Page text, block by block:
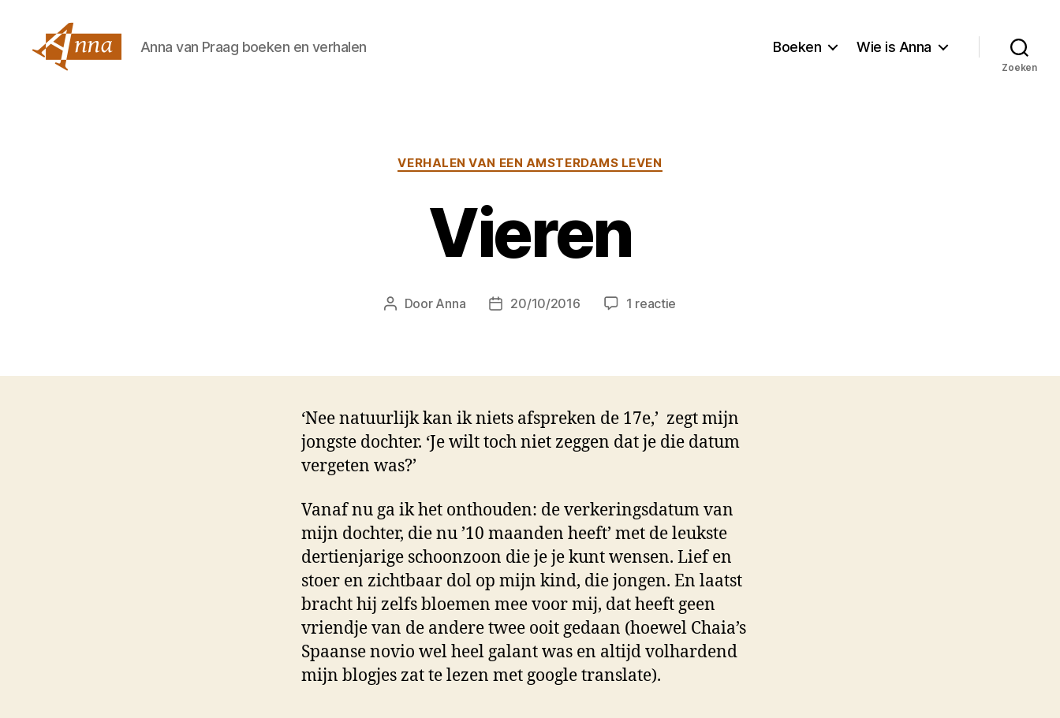
Anna van Praag boeken en verhalen Boeken Wie is Anna
Zoeken
Categorieën
VERHALEN VAN EEN AMSTERDAMS LEVEN
Vieren
Berichtauteur
Door Anna Berichtdatum
20/10/2016 1 reactie
‘Nee natuurlijk kan ik niets afspreken de 17e,’ zegt mijn
jongste dochter. ‘Je wilt toch niet zeggen dat je die datum
vergeten was?’
Vanaf nu ga ik het onthouden: de verkeringsdatum van
mijn dochter, die nu ’10 maanden heeft’ met de leukste
dertienjarige schoonzoon die je je kunt wensen. Lief en
stoer en zichtbaar dol op mijn kind, die jongen. En laatst
bracht hij zelfs bloemen mee voor mij, dat heeft geen
vriendje van de andere twee ooit gedaan (hoewel Chaia’s
Spaanse novio wel heel galant was en altijd volhardend
mijn blogjes zat te lezen met google translate).